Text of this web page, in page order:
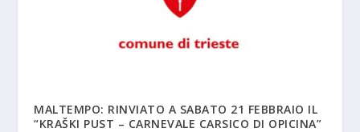
MALTEMPO: RINVIATO A SABATO 21 FEBBRAIO IL
“KRAŠKI PUST – CARNEVALE CARSICO DI OPICINA”